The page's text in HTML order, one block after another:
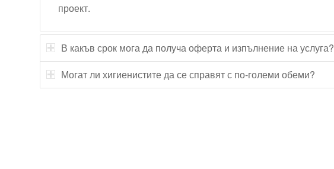
проект.
В какъв срок мога да получа оферта и изпълнение на услуга?
Могат ли хигиенистите да се справят с по-големи обеми?